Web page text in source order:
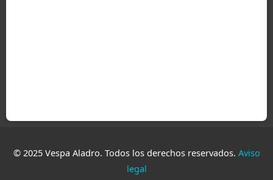
© 2025 Vespa Aladro. Todos los derechos reservados. Aviso
legal